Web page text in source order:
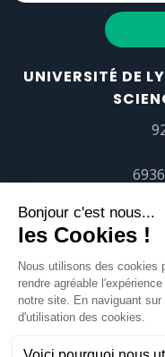
UNIVERSITÉ DE
Tél.